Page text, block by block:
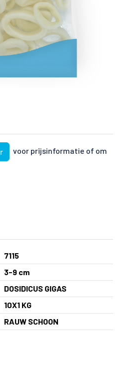
voor prijsinformatie of om
7115
3-9 cm
DOSIDICUS GIGAS
10X1 KG
RAUW SCHOON